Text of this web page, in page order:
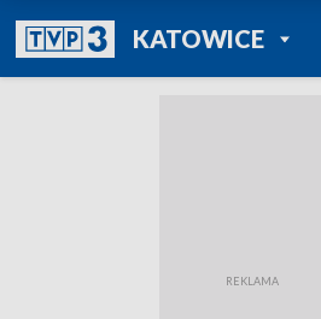
KATOWICE
POWRÓT
TVP